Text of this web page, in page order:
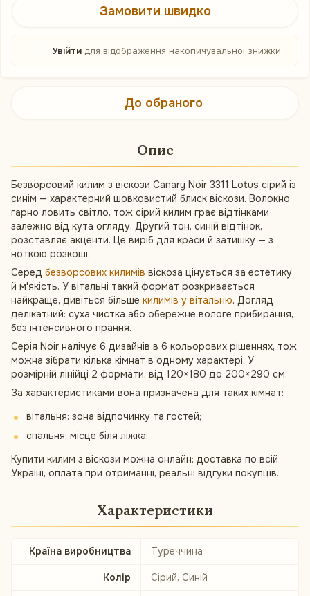
Замовити швидко
Увійтидля відображення накопичувальної знижки
До обраного
Опис
Безворсовий килим з віскози Canary Noir 3311 Lotus сірий із
синім — характерний шовковистий блиск віскози. Волокно
гарно ловить світло, тож сірий килим грає відтінками
залежно від кута огляду. Другий тон, синій відтінок,
розставляє акценти. Це виріб для краси й затишку — з
ноткою розкоші.
Серед безворсових килимів віскоза цінується за естетику
й м'якість. У вітальні такий формат розкривається
найкраще, дивіться більше килимів у вітальню. Догляд
делікатний: суха чистка або обережне вологе прибирання,
без інтенсивного прання.
Серія Noir налічує 6 дизайнів в 6 кольорових рішеннях, тож
можна зібрати кілька кімнат в одному характері. У
розмірній лінійці 2 формати, від 120×180 до 200×290 см.
За характеристиками вона призначена для таких кімнат:
вітальня: зона відпочинку та гостей;
спальня: місце біля ліжка;
Купити килим з віскози можна онлайн: доставка по всій
Україні, оплата при отриманні, реальні відгуки покупців.
Характеристики
Країна виробництва Туреччина
Колір Сірий, Синій